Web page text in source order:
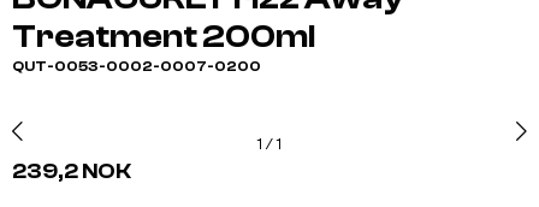
Treatment 200ml
QUT-0053-0002-0007-0200
1 /1
239,2 NOK